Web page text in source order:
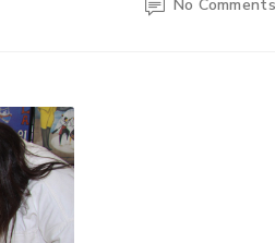
No Comments